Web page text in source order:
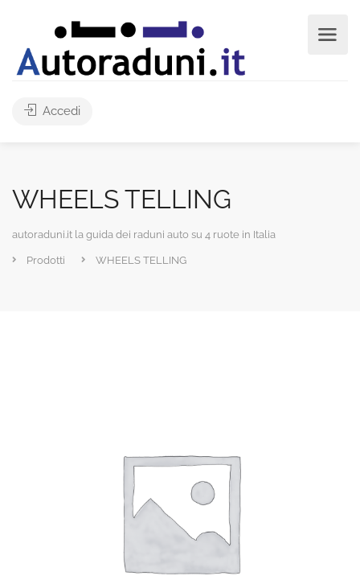
Accedi
WHEELS TELLING
autoraduni.it la guida dei raduni auto su 4 ruote in Italia
Prodotti WHEELS TELLING